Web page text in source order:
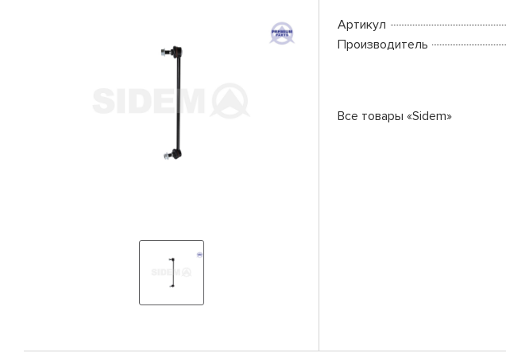
Артикул
Производитель
Все товары «Sidem»